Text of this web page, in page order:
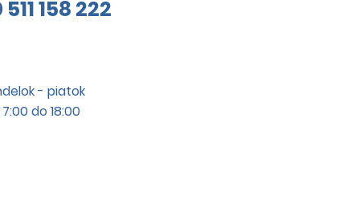
158 222
- piatok
do 18:00